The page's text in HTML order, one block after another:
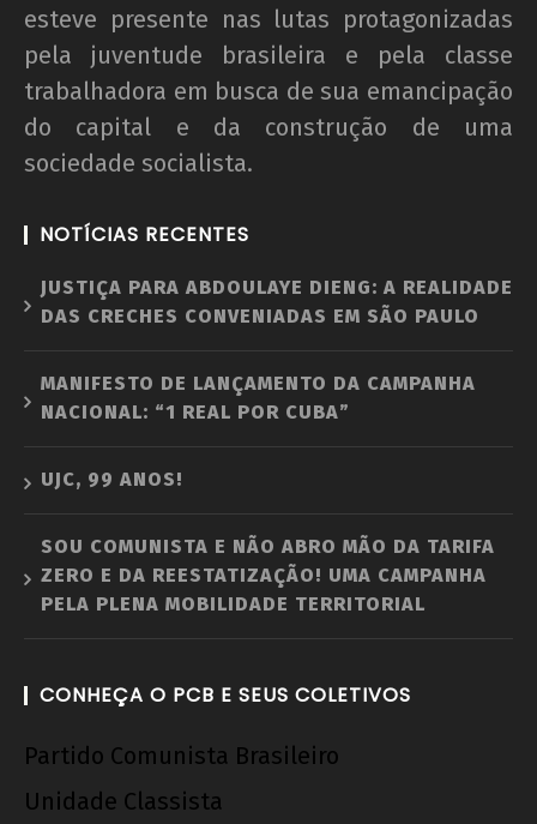
esteve presente nas lutas protagonizadas
pela juventude brasileira e pela classe
trabalhadora em busca de sua emancipação
do capital e da construção de uma
sociedade socialista.
NOTÍCIAS RECENTES
JUSTIÇA PARA ABDOULAYE DIENG: A REALIDADE
DAS CRECHES CONVENIADAS EM SÃO PAULO
MANIFESTO DE LANÇAMENTO DA CAMPANHA
NACIONAL: “1 REAL POR CUBA”
UJC, 99 ANOS!
SOU COMUNISTA E NÃO ABRO MÃO DA TARIFA
ZERO E DA REESTATIZAÇÃO! UMA CAMPANHA
PELA PLENA MOBILIDADE TERRITORIAL
CONHEÇA O PCB E SEUS COLETIVOS
Partido Comunista Brasileiro
Unidade Classista